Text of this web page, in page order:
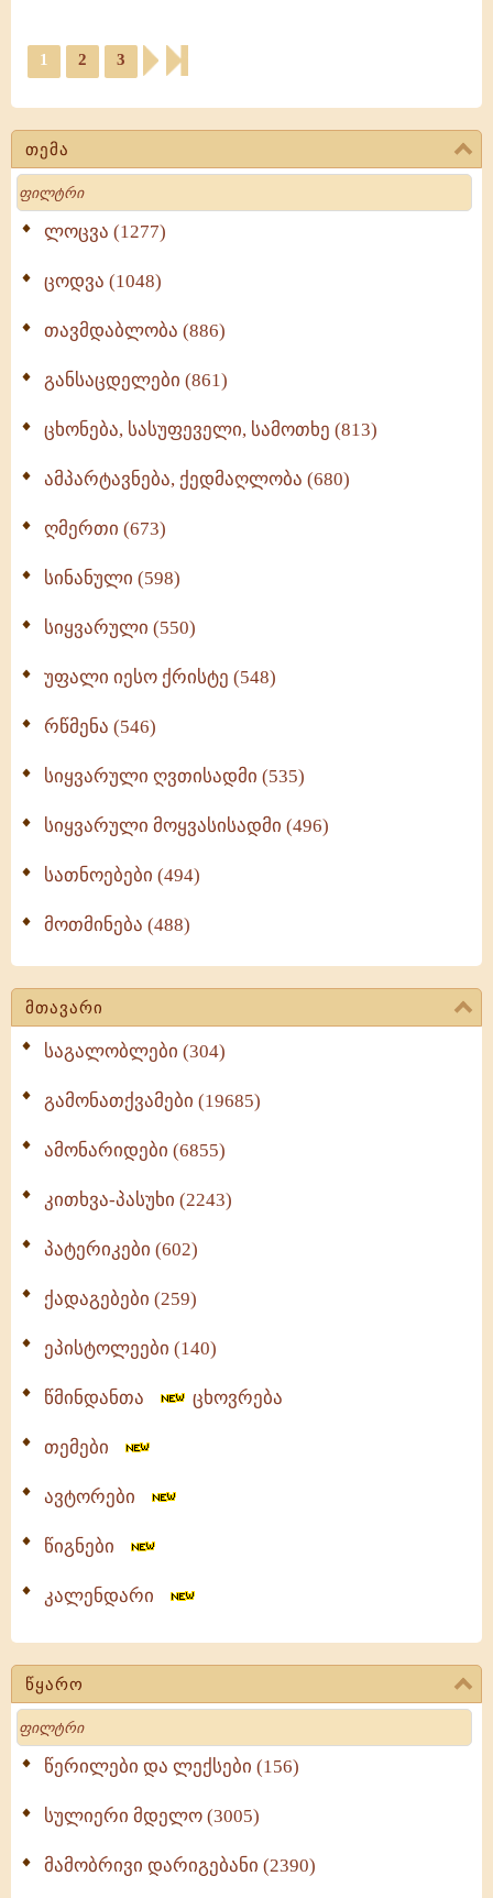
თემა
Search
ლოცვა (1277)
ცოდვა (1048)
თავმდაბლობა (886)
განსაცდელები (861)
ცხონება, სასუფეველი, სამოთხე (813)
ამპარტავნება, ქედმაღლობა (680)
ღმერთი (673)
სინანული (598)
სიყვარული (550)
უფალი იესო ქრისტე (548)
რწმენა (546)
სიყვარული ღვთისადმი (535)
სიყვარული მოყვასისადმი (496)
სათნოებები (494)
მოთმინება (488)
მთავარი
საგალობლები (304)
გამონათქვამები (19685)
ამონარიდები (6855)
კითხვა-პასუხი (2243)
პატერიკები (602)
ქადაგებები (259)
ეპისტოლეები (140)
წმინდანთა ცხოვრება
თემები
ავტორები
წიგნები
კალენდარი
1 2 3
წყარო
Search
წერილები და ლექსები (156)
სულიერი მდელო (3005)
მამობრივი დარიგებანი (2390)